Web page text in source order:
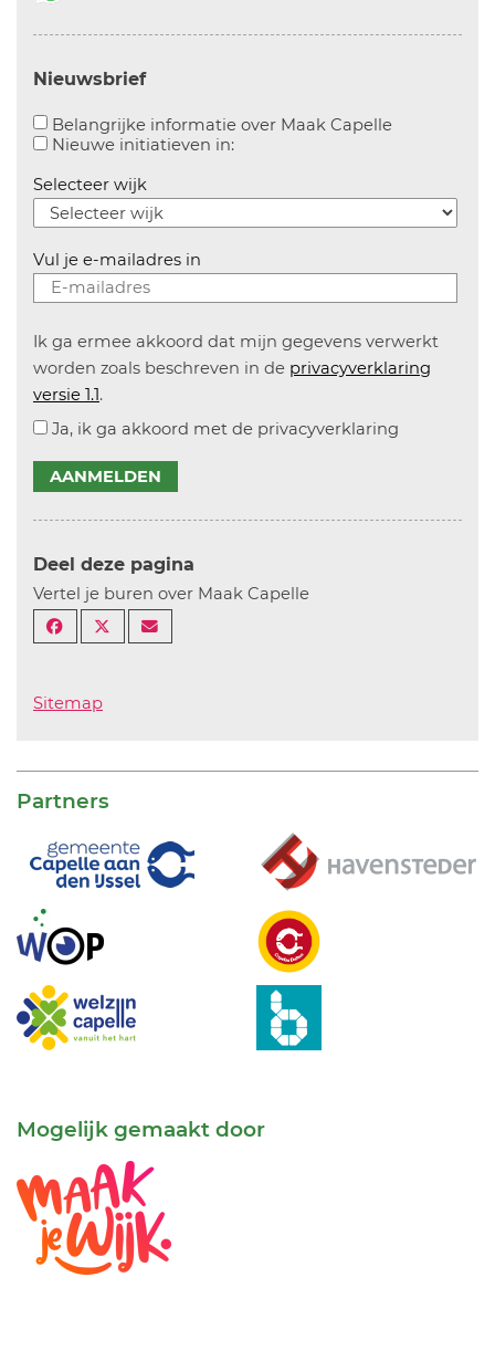
Nieuwsbrief
Belangrijke informatie over Maak CapelleAanvinken
Nieuwe initiatieven in:Aanvinken om informatie over
Selecteer wijk
Vul je e-mailadres in
Ik ga ermee akkoord dat mijn gegevens verwerkt
worden zoals beschreven in de privacyverklaring
versie 1.1.
Ja, ik ga akkoord met de privacyverklaring
AANMELDEN
Deel deze pagina
Vertel je buren over Maak Capelle
Sitemap
Partners
Mogelijk gemaakt door